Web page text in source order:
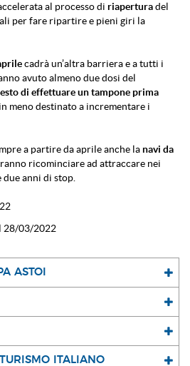
al processo di riaperturadel
per fare ripartire e pieni giri la
cadrà un’altra barriera e a tutti i
avuto almeno due dosi del
di effettuare un tampone prima
meno destinato a incrementare i
a partire da aprile anche la navi da
ricominciare ad attraccare nei
anni di stop.
28/03/2022
ASTOI
ITALIANO